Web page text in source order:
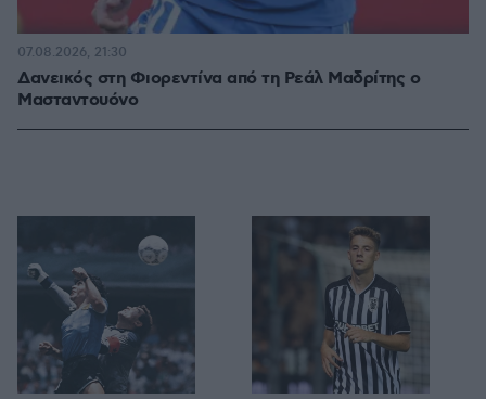
Δανεικός στη Φιορεντίνα από τη Ρεάλ Μαδρίτης ο
Μασταντουόνο
07.08.2026, 21:30